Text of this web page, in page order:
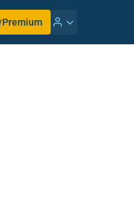
Premium